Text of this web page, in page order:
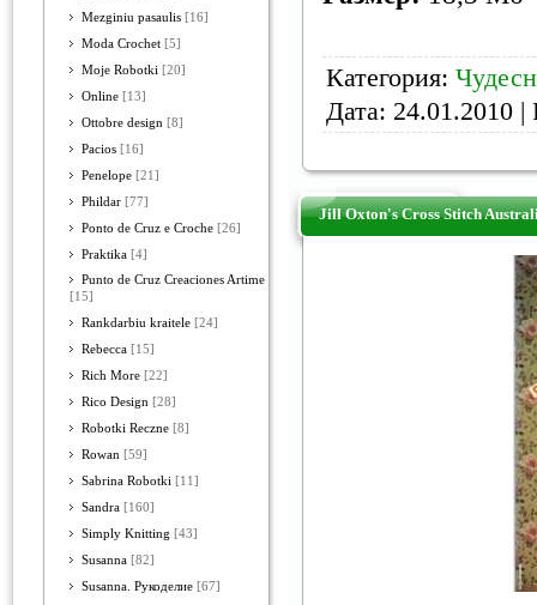
Mezginiu pasaulis [16]
Moda Crochet [5]
Moje Robotki [20]
Online [13]
Ottobre design [8]
Pacios [16]
Penelope [21]
Phildar [77]
Ponto de Cruz e Croche [26]
Praktika [4]
Punto de Cruz Creaciones Artime
[15]
Rankdarbiu kraitele [24]
Rebecca [15]
Rich More [22]
Rico Design [28]
Robotki Reczne [8]
Rowan [59]
Sabrina Robotki [11]
Sandra [160]
Simply Knitting [43]
Susanna [82]
Susanna. Рукоделие [67]
Категория:
Дата: 24.01.2010 |
Jill Oxton's Cross Stitch